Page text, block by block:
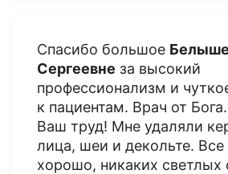
Спасибо большое
Сергеевне за высокий
профессионализм и
к пациентам. Врач от
Ваш труд! Мне удаляли
лица, шеи и декольте.
хорошо, никаких светлых